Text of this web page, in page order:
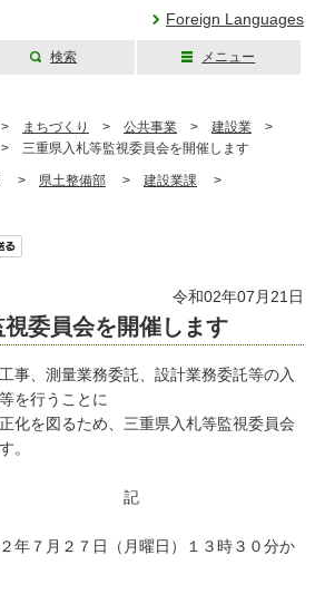
Foreign Languages
検索 メニュー
まちづくり > 公共事業 > 建設業 >
三重県入札等監視委員会を開催します
> 県土整備部 > 建設業課 >
令和02年07月21日
委員会を開催します
事、測量業務委託、設計業務委託等の入
を行うことに
化を図るため、三重県入札等監視委員会
。
月２７日（月曜日）１３時３０分か